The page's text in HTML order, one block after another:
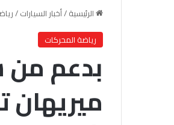
الرئيسية/أخبار السيارات/
رياضة المحركات
بدعم من
ميريهان